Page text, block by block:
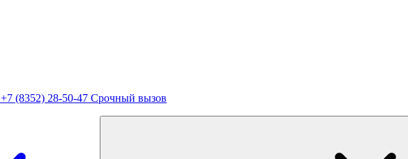
+7 (8352) 28-50-47 Срочный вызов